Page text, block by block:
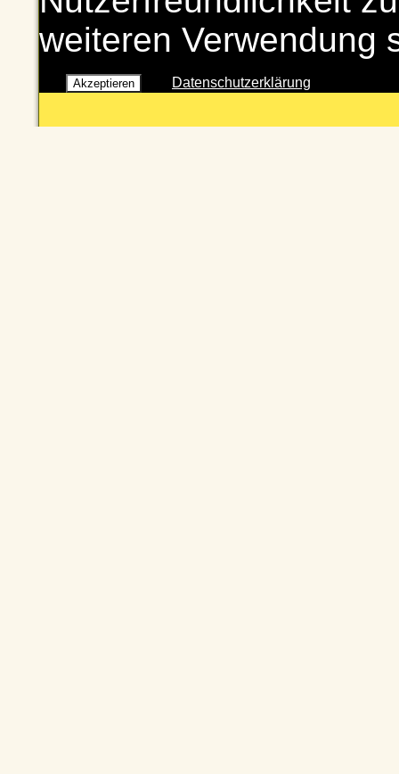
weiteren Verwendung
Akzeptieren Datenschutzerklärung